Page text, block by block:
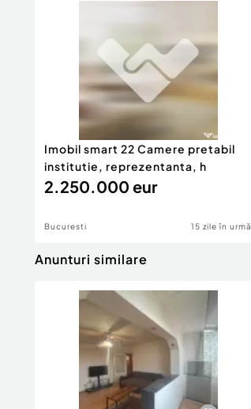
Imobil smart 22 Camere pretabil
institutie, reprezentanta, h
2.250.000 eur
Bucuresti 15 zile în urmă
Anunturi similare